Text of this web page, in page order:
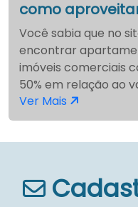
como
oportunidades
Você sabia que no
encontrar
imóveis comerciais
50% em relação ao
mercado? Essa é
oferecida por
Ver Mais